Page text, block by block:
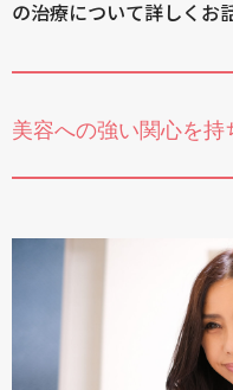
の治療について詳しくお
美容への強い関心を